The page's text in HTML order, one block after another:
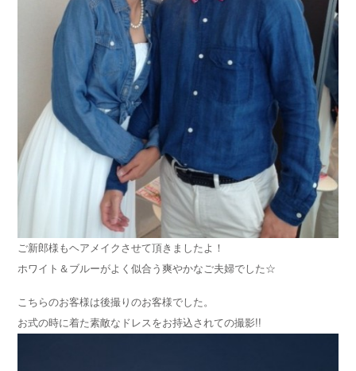
ご新郎様もヘアメイクさせて頂きましたよ！
ホワイト＆ブルーがよく似合う爽やかなご夫婦でした☆
こちらのお客様は後撮りのお客様でした。
お式の時に着た素敵なドレスをお持込されての撮影!!